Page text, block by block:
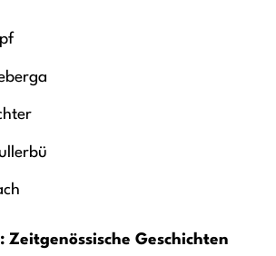
Zeitgenössische Geschichten